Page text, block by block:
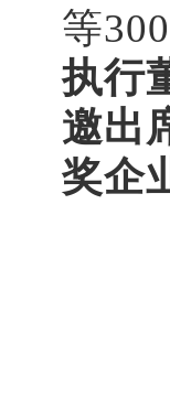
等
执行
邀出
奖企